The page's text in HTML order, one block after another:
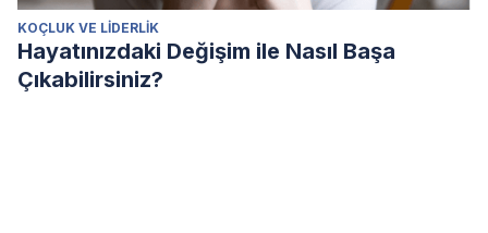
KOÇLUK VE LIDERLIK
Hayatınızdaki Değişim ile Nasıl Başa
Çıkabilirsiniz?